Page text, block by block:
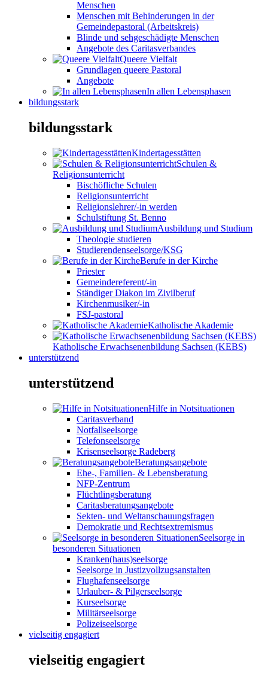
Menschen
Menschen mit Behinderungen in der
Gemeindepastoral (Arbeitskreis)
Blinde und sehgeschädigte Menschen
Angebote des Caritasverbandes
Queere Vielfalt
Grundlagen queere Pastoral
Angebote
In allen Lebensphasen
bildungsstark
bildungsstark
Kindertagesstätten
Schulen &
Religionsunterricht
Bischöfliche Schulen
Religionsunterricht
Religionslehrer/-in werden
Schulstiftung St. Benno
Ausbildung und Studium
Theologie studieren
Studierendenseelsorge/KSG
Berufe in der Kirche
Priester
Gemeindereferent/-in
Ständiger Diakon im Zivilberuf
Kirchenmusiker/-in
FSJ-pastoral
Katholische Akademie
Katholische Erwachsenenbildung Sachsen (KEBS)
unterstützend
unterstützend
Hilfe in Notsituationen
Caritasverband
Notfallseelsorge
Telefonseelsorge
Krisenseelsorge Radeberg
Beratungsangebote
Ehe-, Familien- & Lebensberatung
NFP-Zentrum
Flüchtlingsberatung
Caritasberatungsangebote
Sekten- und Weltanschauungsfragen
Demokratie und Rechtsextremismus
Seelsorge in
besonderen Situationen
Kranken(haus)seelsorge
Seelsorge in Justizvollzugsanstalten
Flughafenseelsorge
Urlauber- & Pilgerseelsorge
Kurseelsorge
Militärseelsorge
Polizeiseelsorge
vielseitig engagiert
vielseitig engagiert